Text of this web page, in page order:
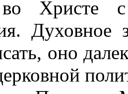
Христе с
Духовное
оно